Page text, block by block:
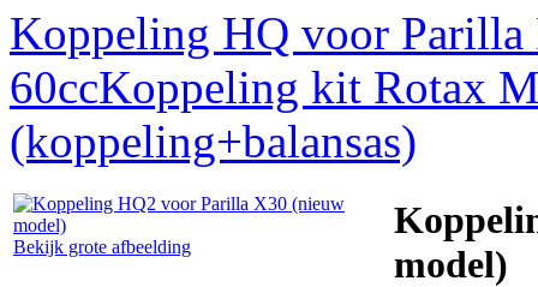
Koppeling HQ voor
60ccKoppeling kit Rotax
(koppeling+balansas)
Bekijk grote afbeelding
model)